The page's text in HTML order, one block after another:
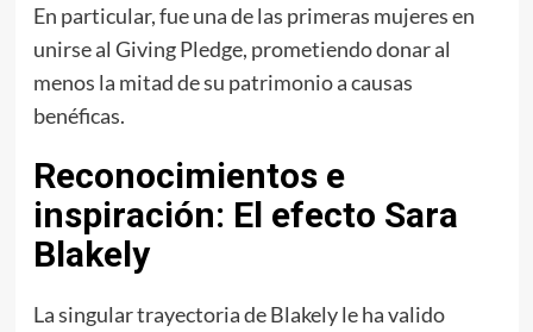
En particular, fue una de las primeras mujeres en
unirse al Giving Pledge, prometiendo donar al
menos la mitad de su patrimonio a causas
benéficas.
Reconocimientos e
inspiración: El efecto Sara
Blakely
La singular trayectoria de Blakely le ha valido